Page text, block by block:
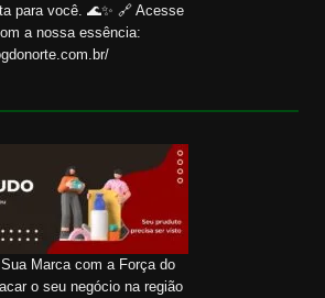
para você. 🌊✨ 🔗 Acesse
a nossa essência:
Marca com a Força do
o seu negócio na região